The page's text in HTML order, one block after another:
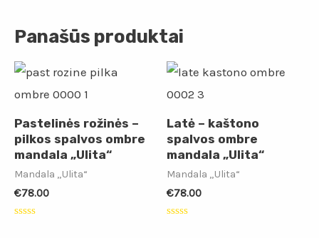
Panašūs produktai
Pastelinės rožinės –
pilkos spalvos ombre
mandala „Ulita“
Mandala „Ulita“
€78.00
Latė – kaštono
spalvos ombre
mandala „Ulita“
Mandala „Ulita“
€78.00